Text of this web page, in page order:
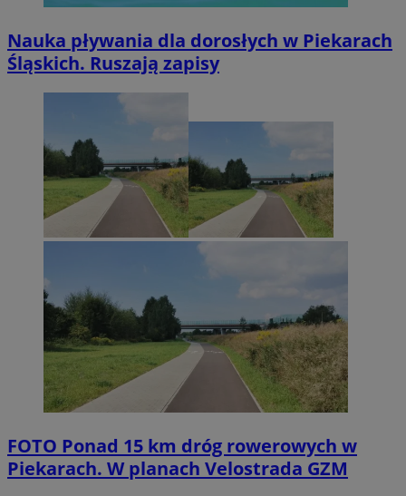
Nauka pływania dla dorosłych w Piekarach
Śląskich. Ruszają zapisy
FOTO Ponad 15 km dróg rowerowych w
Piekarach. W planach Velostrada GZM